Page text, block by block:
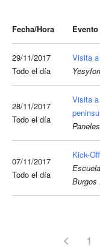
Fecha/Hora Evento
29/11/2017
Todo el día
Visita
28/11/2017
Todo el día
Visita
07/11/2017
Todo el día
Kick-
Burgos
1